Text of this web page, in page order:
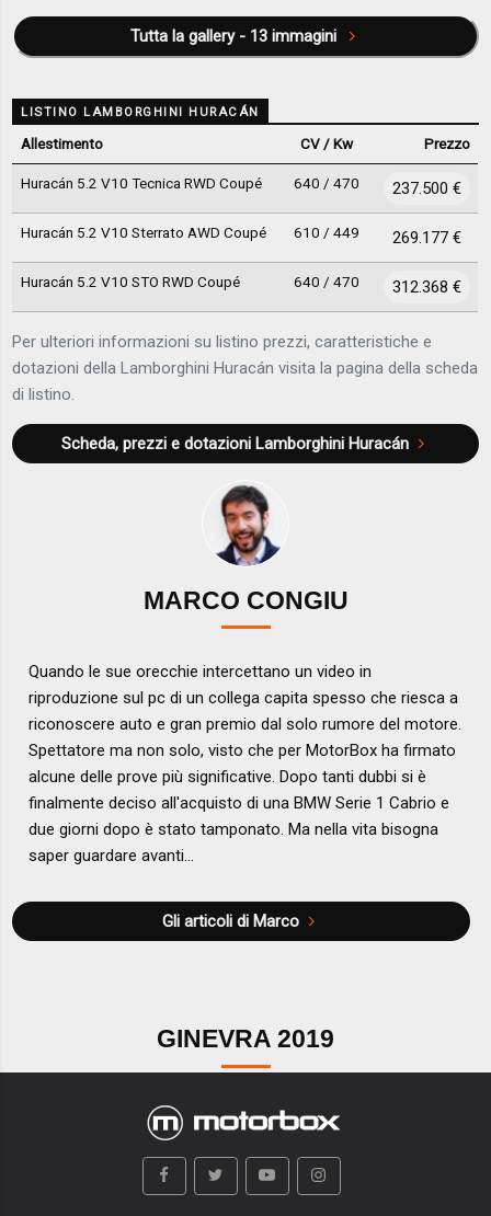
Tutta la gallery - 13 immagini
LISTINO LAMBORGHINI HURACÁN
Allestimento CV / Kw Prezzo
Huracán 5.2 V10 Tecnica RWD Coupé 640 / 470 237.500 €
Huracán 5.2 V10 Sterrato AWD Coupé 610 / 449 269.177 €
Huracán 5.2 V10 STO RWD Coupé 640 / 470 312.368 €
Per ulteriori informazioni su listino prezzi, caratteristiche e
dotazioni della Lamborghini Huracán visita la pagina della scheda
di listino.
Scheda, prezzi e dotazioni Lamborghini Huracán
MARCO CONGIU
Quando le sue orecchie intercettano un video in
riproduzione sul pc di un collega capita spesso che riesca a
riconoscere auto e gran premio dal solo rumore del motore.
Spettatore ma non solo, visto che per MotorBox ha firmato
alcune delle prove più significative. Dopo tanti dubbi si è
finalmente deciso all'acquisto di una BMW Serie 1 Cabrio e
due giorni dopo è stato tamponato. Ma nella vita bisogna
saper guardare avanti...
Gli articoli di Marco
GINEVRA 2019